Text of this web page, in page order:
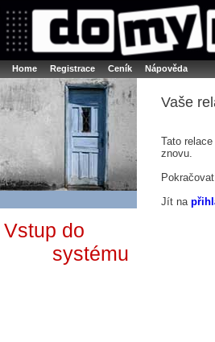
Booker online rezerva�n� syst�m Nower
Rezervujse - Port�l pro online rezervace
Home Registrace Ceník Nápověda
Vstup do
systému
Vaše
Tato
znovu.
Jít na